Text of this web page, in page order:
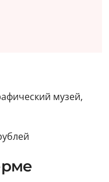
музей,